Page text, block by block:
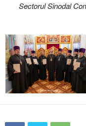
Sectorul Sinodal